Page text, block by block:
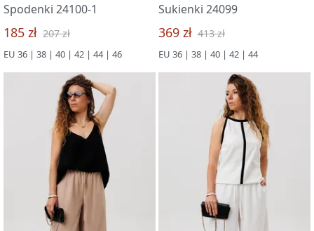
Spodenki 24100-1
185 zł 207 zł
EU 36 | 38 | 40 | 42 | 44 | 46
Sukienki 24099
369 zł 413 zł
EU 36 | 38 | 40 | 42 | 44